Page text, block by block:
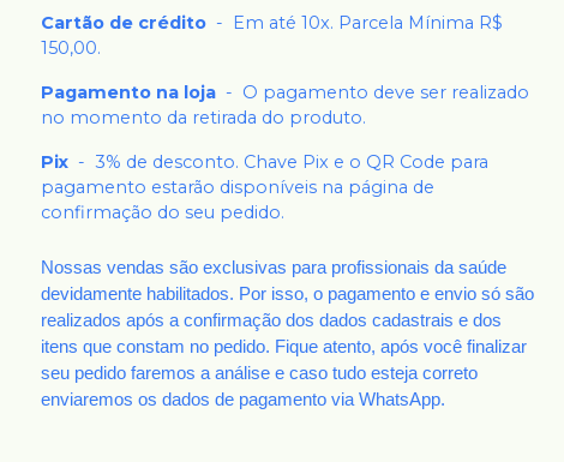
Cartão de crédito -
Em até 10x. Parcela Mínima R$
150,00.
Pagamento na loja - O pagamento deve ser realizado
no momento da retirada do produto.
Pix - 3% de desconto. Chave Pix e o QR Code para
pagamento estarão disponíveis na página de
confirmação do seu pedido.
Nossas vendas são exclusivas para profissionais da saúde
devidamente habilitados. Por isso, o pagamento e envio só são
realizados após a confirmação dos dados cadastrais e dos
itens que constam no pedido. Fique atento, após você finalizar
seu pedido faremos a análise e caso tudo esteja correto
enviaremos os dados de pagamento via WhatsApp.